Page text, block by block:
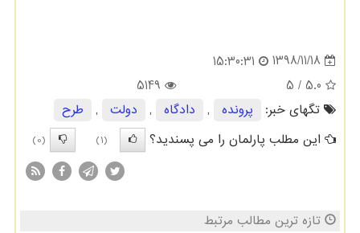
1398/11/18
15:30:31
5.0
/ 5
5149
تگهای خبر:
پرونده , دادگاه , دولت ,
طرح
این مطلب پارلمان را می پسندید؟
(1)
(0)
تازه ترین مطالب مرتبط